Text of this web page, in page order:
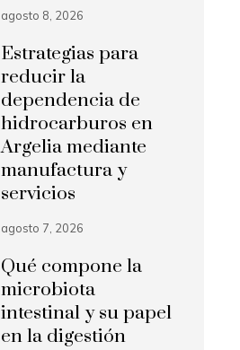
agosto 8, 2026
Estrategias para
reducir la
dependencia de
hidrocarburos en
Argelia mediante
manufactura y
servicios
agosto 7, 2026
Qué compone la
microbiota
intestinal y su papel
en la digestión